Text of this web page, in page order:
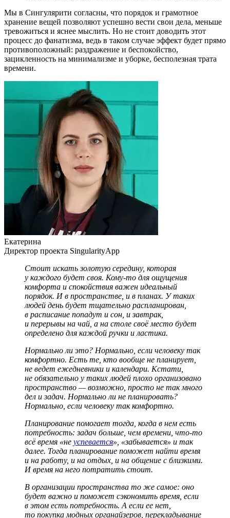
Мы в Сингулярити согласны, что порядок и грамотное
хранение вещей позволяют успешно вести свои дела, меньше
тревожиться и яснее мыслить. Но не стоит доводить этот
процесс до фанатизма, ведь в таком случае эффект будет прямо
противоположный: раздражение и беспокойство,
зацикленность на минимализме и уборке, бесполезная трата
времени.
Екатерина
Директор проекта SingularityApp
Стоит искать золотую середину, которая
у каждого будет своя. Кому-то для ощущения
комфорта и спокойствия важен идеальный
порядок. И в пространстве, и в планах. У таких
людей день будет тщательно распланирован,
в расписание попадут и сон, и завтрак,
и перерывы на чай, а на столе своё место будет
определено для каждой ручки и ластика.
Нормально ли это? Нормально, если человеку так
комфортно. Есть те, кто вообще не планирует,
не ведет ежедневники и календари. Кстати,
не обязательно у таких людей плохо организовано
пространство — возможно, просто не так много
дел и задач. Нормально ли не планировать?
Нормально, если человеку так комфортно.
Планирование помогает тогда, когда в нем есть
потребность: задач больше, чем времени, что-то
всё время «не успевается», «забывается» и так
далее. Тогда планирование поможет найти время
и на работу, и на отдых, и на общение с близкими.
И время на него потратить стоит.
В организации пространства то же самое: оно
будет важно и поможет сэкономить время, если
в этом есть потребность. А если ее нет,
то покупка модных органайзеров, перекладывание